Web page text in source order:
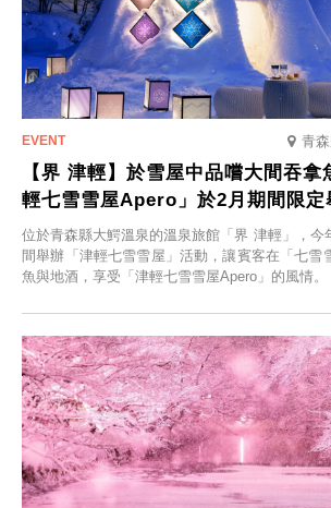
青
【界 津輕】於雪屋中品嚐大間吞
輕七雪雪屋Apero」於2月期間限定
位於青森縣大鰐溫泉的溫泉旅館「界 津輕」，今
間舉辦「津輕七雪雪屋」活動，讓賓客在「七雪
魚與地酒，享受「津輕七雪雪屋Apero」的風情。